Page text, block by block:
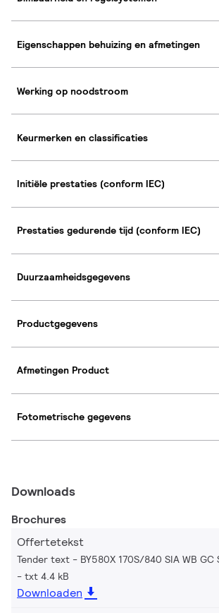
Eigenschappen behuizing en afmetingen
Werking op noodstroom
Keurmerken en classificaties
Initiële prestaties (conform IEC)
Prestaties gedurende tijd (conform IEC)
Duurzaamheidsgegevens
Productgegevens
Afmetingen Product
Fotometrische gegevens
Downloads
Brochures
Offertetekst
Tender text - BY580X 170S/840 SIA WB GC
txt 4.4 kB
Downloaden